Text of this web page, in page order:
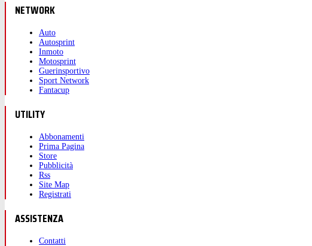
NETWORK
Auto
Autosprint
Inmoto
Motosprint
Guerinsportivo
Sport Network
Fantacup
UTILITY
Abbonamenti
Prima Pagina
Store
Pubblicità
Rss
Site Map
Registrati
ASSISTENZA
Contatti